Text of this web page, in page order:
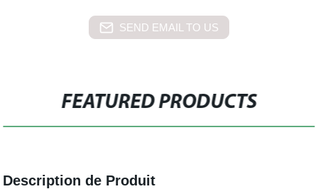
SEND EMAIL TO US
FEATURED PRODUCTS
Description de Produit